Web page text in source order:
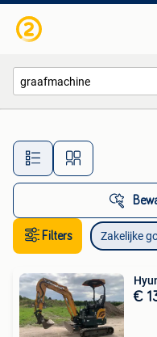
Alle
Filters Zakelijke
€